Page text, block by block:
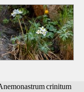
crinitum